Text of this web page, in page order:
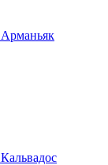
Арманьяк
Кальвадос